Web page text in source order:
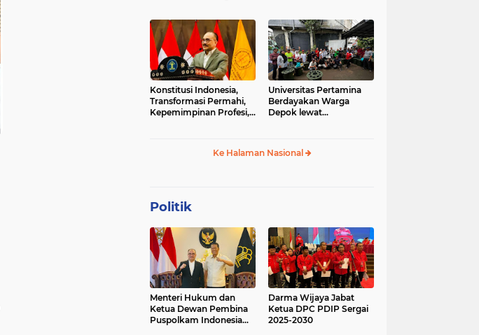
Konstitusi Indonesia,
Transformasi Permahi,
Kepemimpinan Profesi,
Universitas Pertamina
Berdayakan Warga
Depok lewat
Ke Halaman Nasional
Politik
Menteri Hukum dan
Ketua Dewan Pembina
Puspolkam Indonesia
Darma Wijaya Jabat
Ketua DPC PDIP Sergai
2025-2030